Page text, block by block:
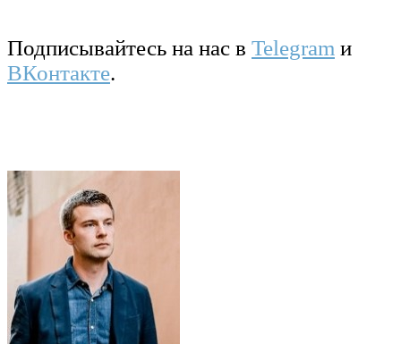
Подписывайтесь на нас в Telegram и
ВКонтакте.